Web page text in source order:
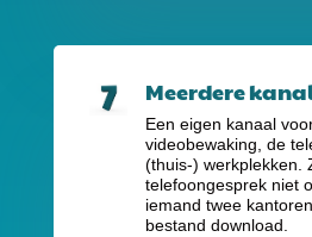
Meerdere
Een eigen kanaal
videobewaking, de
(thuis-) werkplekken.
telefoongesprek niet
iemand twee
bestand download.